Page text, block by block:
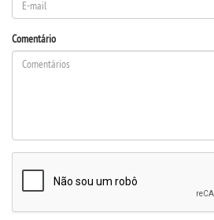
UNIESP
OUVIDORIA
Comentário